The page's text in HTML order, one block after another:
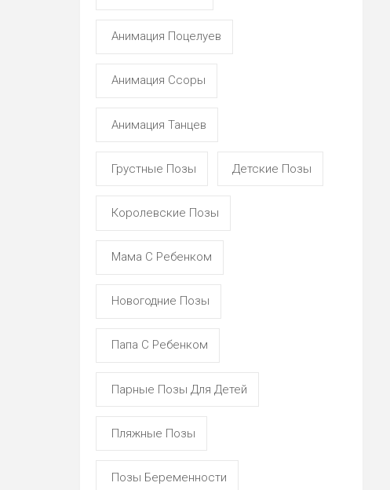
Анимация Поцелуев
Анимация Ссоры
Анимация Танцев
Грустные Позы Детские Позы
Королевские Позы
Мама С Ребенком
Новогодние Позы
Папа С Ребенком
Парные Позы Для Детей
Пляжные Позы
Позы Беременности